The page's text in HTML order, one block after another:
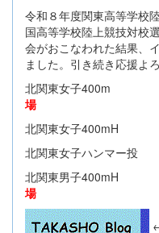
令和８年度関東高等学校
国高等学校陸上競技対校
会がおこなわれた結果、
ました。引き続き応援よ
北関東女子400m
場
北関東女子400mH
北関東女子ハンマー
北関東男子400mH
場